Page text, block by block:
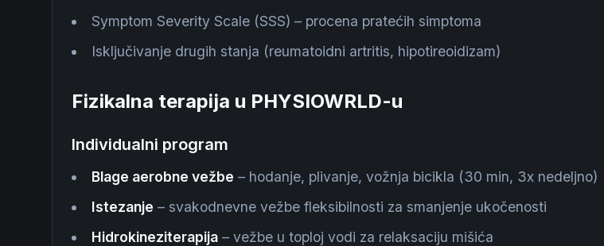
Symptom Severity Scale (SSS) – procena pratećih simptoma
Isključivanje drugih stanja (reumatoidni artritis, hipotireoidizam)
Fizikalna terapija u PHYSIOWRLD-u
Individualni program
Blage aerobne vežbe – hodanje, plivanje, vožnja bicikla (30 min, 3x nedeljno)
Istezanje – svakodnevne vežbe fleksibilnosti za smanjenje ukočenosti
Hidrokineziterapija– vežbe u toploj vodi za relaksaciju mišića